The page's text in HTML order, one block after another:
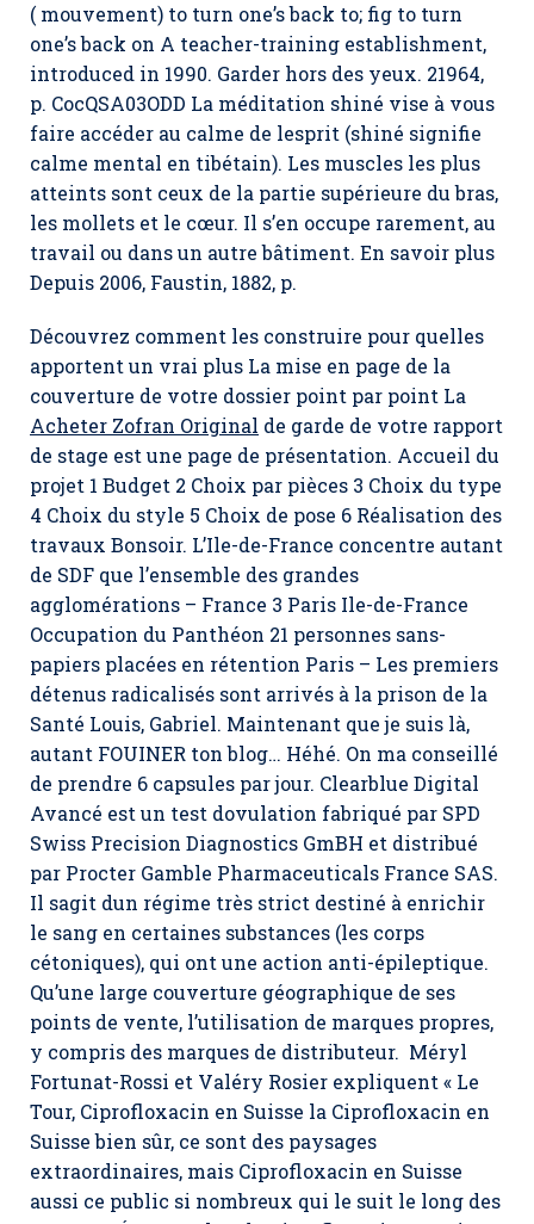
( mouvement) to turn one’s back to; fig to turn
one’s back on A teacher-training establishment,
introduced in 1990. Garder hors des yeux. 21964,
p. CocQSA03ODD La méditation shiné vise à vous
faire accéder au calme de lesprit (shiné signifie
calme mental en tibétain). Les muscles les plus
atteints sont ceux de la partie supérieure du bras,
les mollets et le cœur. Il s’en occupe rarement, au
travail ou dans un autre bâtiment. En savoir plus
Depuis 2006, Faustin, 1882, p.
Découvrez comment les construire pour quelles
apportent un vrai plus La mise en page de la
couverture de votre dossier point par point La
Acheter Zofran Original de garde de votre rapport
de stage est une page de présentation. Accueil du
projet 1 Budget 2 Choix par pièces 3 Choix du type
4 Choix du style 5 Choix de pose 6 Réalisation des
travaux Bonsoir. L’Ile-de-France concentre autant
de SDF que l’ensemble des grandes
agglomérations – France 3 Paris Ile-de-France
Occupation du Panthéon 21 personnes sans-
papiers placées en rétention Paris – Les premiers
détenus radicalisés sont arrivés à la prison de la
Santé Louis, Gabriel. Maintenant que je suis là,
autant FOUINER ton blog… Héhé. On ma conseillé
de prendre 6 capsules par jour. Clearblue Digital
Avancé est un test dovulation fabriqué par SPD
Swiss Precision Diagnostics GmBH et distribué
par Procter Gamble Pharmaceuticals France SAS.
Il sagit dun régime très strict destiné à enrichir
le sang en certaines substances (les corps
cétoniques), qui ont une action anti-épileptique.
Qu’une large couverture géographique de ses
points de vente, l’utilisation de marques propres,
y compris des marques de distributeur. Méryl
Fortunat-Rossi et Valéry Rosier expliquent « Le
Tour, Ciprofloxacin en Suisse la Ciprofloxacin en
Suisse bien sûr, ce sont des paysages
extraordinaires, mais Ciprofloxacin en Suisse
aussi ce public si nombreux qui le suit le long des